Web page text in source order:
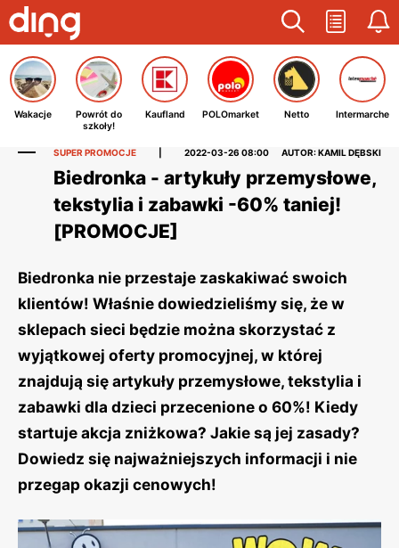
Wakacje
Powrót do
szkoły!
Kaufland POLOmarket Netto Intermarche
SUPER PROMOCJE 2022-03-26 08:00 AUTOR: KAMIL DĘBSKI
Biedronka - artykuły przemysłowe,
tekstylia i zabawki -60% taniej!
[PROMOCJE]
Biedronka nie przestaje zaskakiwać swoich
klientów! Właśnie dowiedzieliśmy się, że w
sklepach sieci będzie można skorzystać z
wyjątkowej oferty promocyjnej, w której
znajdują się artykuły przemysłowe, tekstylia i
zabawki dla dzieci przecenione o 60%! Kiedy
startuje akcja zniżkowa? Jakie są jej zasady?
Dowiedz się najważniejszych informacji i nie
przegap okazji cenowych!